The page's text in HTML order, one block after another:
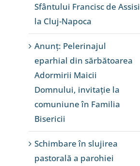
Sfântului Francisc de Assisi
la Cluj-Napoca
Anunț: Pelerinajul
eparhial din sărbătoarea
Adormirii Maicii
Domnului, invitație la
comuniune în Familia
Bisericii
Schimbare în slujirea
pastorală a parohiei